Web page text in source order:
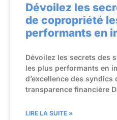
Dévoilez les
de copropriété
performants en
Dévoilez les secrets des
les plus performants en
d’excellence des syndics
transparence financière
LIRE LA SUITE »